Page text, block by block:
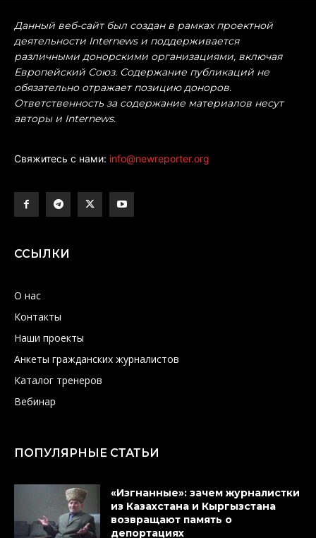
Данный веб-сайт был создан в рамках проектной
деятельности Internews и поддерживается
различными донорскими организациями, включая
Европейский Союз. Содержание публикаций не
обязательно отражает позицию доноров.
Ответственность за содержание материалов несут
авторы и Internews.
Свяжитесь с нами: info@newreporter.org
ССЫЛКИ
О нас
Контакты
Наши проекты
Анкеты гражданских журналистов
Каталог тренеров
Вебинар
ПОПУЛЯРНЫЕ СТАТЬИ
«Изгнанные»: зачем журналистки
из Казахстана и Кыргызстана
возвращают память о
депортациях